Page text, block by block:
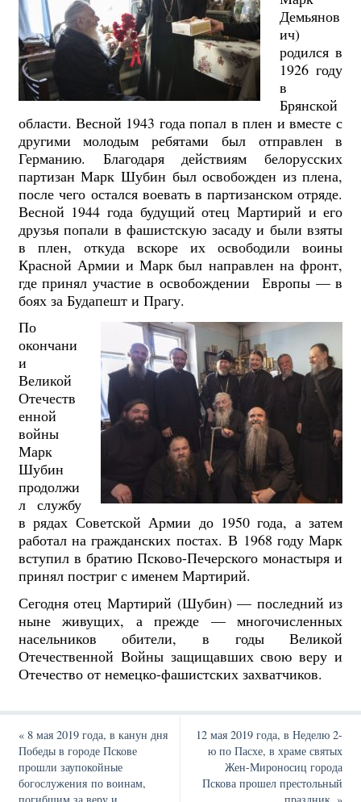
Демьянов
ич)
родился в
1926 году
в
Брянской
области. Весной 1943 года попал в плен и вместе с
другими молодым ребятами был отправлен в
Германию. Благодаря действиям белорусских
партизан Марк Шубин был освобожден из плена,
после чего остался воевать в партизанском отряде.
Весной 1944 года будущий отец Мартирий и его
друзья попали в фашистскую засаду и были взяты
в плен, откуда вскоре их освободили воины
Красной Армии и Марк был направлен на фронт,
где принял участие в освобождении Европы — в
боях за Будапешт и Прагу.
По
окончани
и
Великой
Отечеств
енной
войны
Марк
Шубин
продолжи
л службу
в рядах Советской Армии до 1950 года, а затем
работал на гражданских постах. В 1968 году Марк
вступил в братию Псково-Печерского монастыря и
принял постриг с именем Мартирий.
Сегодня отец Мартирий (Шубин) — последний из
ныне живущих, а прежде — многочисленных
насельников обители, в годы Великой
Отечественной Войны защищавших свою веру и
Отечество от немецко-фашистских захватчиков.
«8 мая 2019 года, в канун дня
Победы в городе Пскове
прошли заупокойные
богослужения по воинам,
12 мая 2019 года, в Неделю 2-
ю по Пасхе, в храме святых
Жен-Мироносиц города
Пскова прошел престольный